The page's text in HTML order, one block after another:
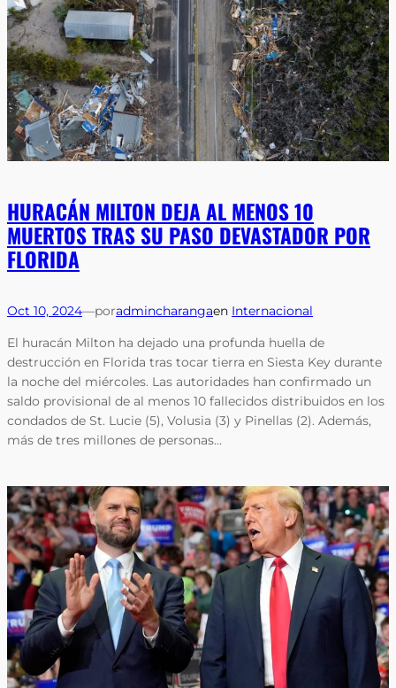
HURACÁN MILTON DEJA AL MENOS 10
MUERTOS TRAS SU PASO DEVASTADOR POR
FLORIDA
Oct 10, 2024—poradmincharangaen Internacional
El huracán Milton ha dejado una profunda huella de
destrucción en Florida tras tocar tierra en Siesta Key durante
la noche del miércoles. Las autoridades han confirmado un
saldo provisional de al menos 10 fallecidos distribuidos en los
condados de St. Lucie (5), Volusia (3) y Pinellas (2). Además,
más de tres millones de personas…